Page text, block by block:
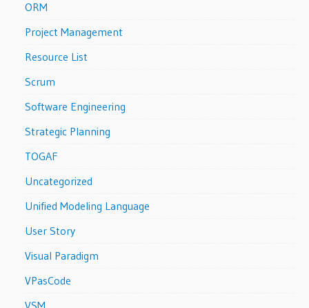
ORM
Project Management
Resource List
Scrum
Software Engineering
Strategic Planning
TOGAF
Uncategorized
Unified Modeling Language
User Story
Visual Paradigm
VPasCode